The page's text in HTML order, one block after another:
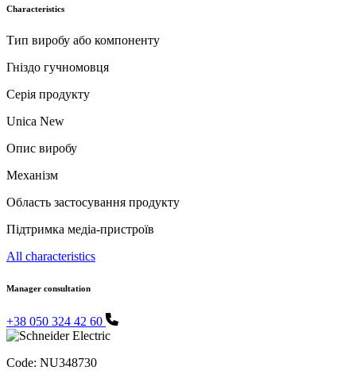
Characteristics
Тип виробу або компоненту
Гніздо гучномовця
Серія продукту
Unica New
Опис виробу
Механізм
Область застосування продукту
Підтримка медіа-пристроїв
All characteristics
Manager consultation
+38 050 324 42 60
Code: NU348730